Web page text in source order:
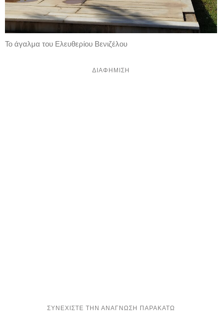
Το άγαλμα του Ελευθερίου Βενιζέλου